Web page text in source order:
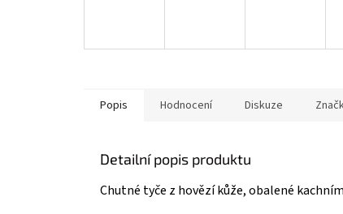
Popis Hodnocení Diskuze
Detailní popis produktu
Chutné tyče z hovězí kůže, obalené